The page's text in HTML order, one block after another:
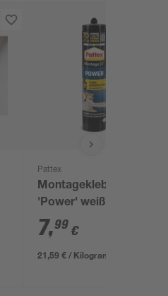
Pattex
Montagekleber
'Power' weiß 370 g
7,99 €
21,59 € / Kilogramm